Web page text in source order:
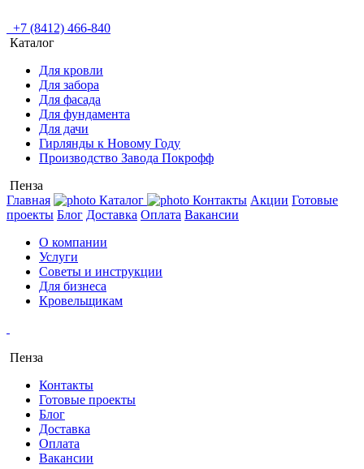
+7 (8412) 466-840
Каталог
Для кровли
Для забора
Для фасада
Для фундамента
Для дачи
Гирлянды к Новому Году
Производство Завода Покрофф
Пенза
Главная
Каталог Контакты Акции Готовые
проекты Блог Доставка Оплата Вакансии
О компании
Услуги
Советы и инструкции
Для бизнеса
Кровельщикам
Пенза
Контакты
Готовые проекты
Блог
Доставка
Оплата
Вакансии